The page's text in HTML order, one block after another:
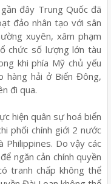
đây Trung Quốc đã
đảo nhân tạo với sân
xuyên, xâm phạm
chức số lượng lớn tàu
khi phía Mỹ chủ yếu
hải ở Biển Đông,
đi qua.
hiện quân sự hoá biển
phối chính giới 2 nước
Philippines. Do vậy các
ngăn cản chính quyền
tranh chấp không thể